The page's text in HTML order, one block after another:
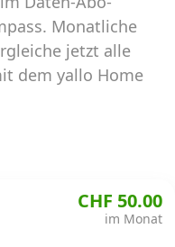
und Smart
Abo
Monatliche
jetzt alle
dem yallo Home
CHF 50.00
im Monat